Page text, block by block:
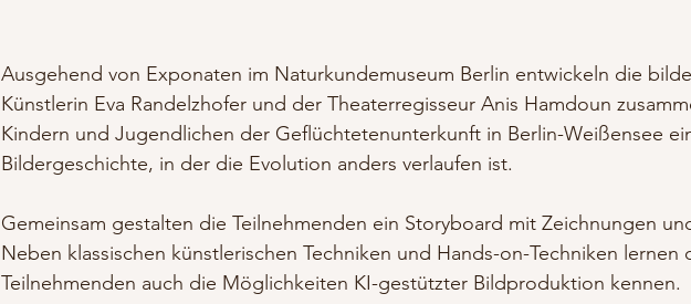
Ausgehend von Exponaten im Naturkundemuseum Berlin entwickeln die
Künstlerin Eva Randelzhofer und der Theaterregisseur Anis Hamdoun
Kindern und Jugendlichen der Geflüchtetenunterkunft in Berlin-Weißensee
Bildergeschichte, in der die Evolution anders verlaufen ist.
Gemeinsam gestalten die Teilnehmenden ein Storyboard mit Zeichnungen
Neben klassischen künstlerischen Techniken und Hands-on-Techniken lernen
Teilnehmenden auch die Möglichkeiten KI-gestützter Bildproduktion kennen.